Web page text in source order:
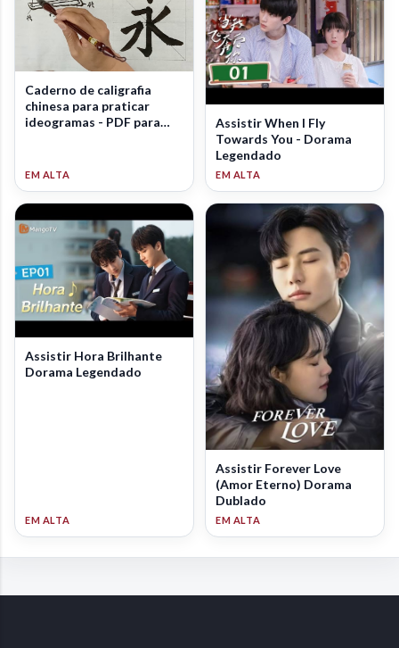
Caderno de caligrafia
chinesa para praticar
ideogramas - PDF para
Assistir When I Fly
Towards You - Dorama
Legendado
Assistir Hora Brilhante
Dorama Legendado
Assistir Forever Love
(Amor Eterno) Dorama
Dublado